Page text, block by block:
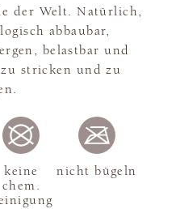
der Welt. Natürlich,
abbaubar,
belastbar und
stricken und zu
keine
chem.
nicht bügeln